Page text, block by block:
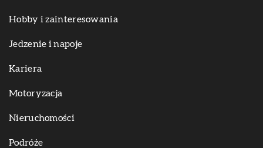
Hobby i zainteresowania
Jedzenie i napoje
Kariera
Motoryzacja
Nieruchomości
Podróże